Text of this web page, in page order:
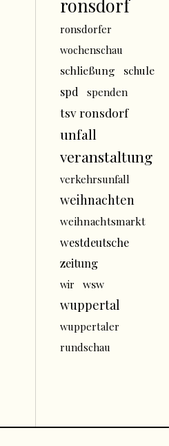
ronsdorf
ronsdorfer
wochenschau
schließung schule
spd spenden
tsv ronsdorf
unfall
veranstaltung
verkehrsunfall
weihnachten
weihnachtsmarkt
westdeutsche
zeitung
wir wsw
wuppertal
wuppertaler
rundschau